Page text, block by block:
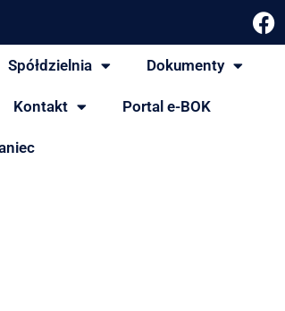
Spółdzielnia Dokumenty
Kontakt Portal e-BOK